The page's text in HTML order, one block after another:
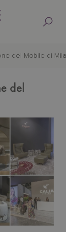
del Mobile di
del